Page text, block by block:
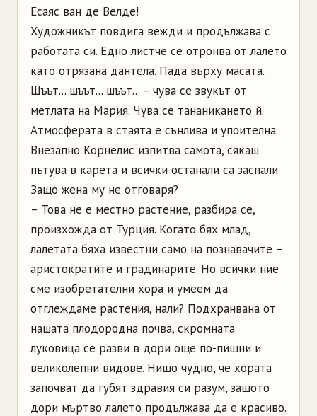
Есаяс ван де Велде!
Художникът повдига вежди и продължава с
работата си. Едно листче се отронва от лалето
като отрязана дантела. Пада върху масата.
Шъът... шъът... шъът... – чува се звукът от
метлата на Мария. Чува се тананикането й.
Атмосферата в стаята е сънлива и упоителна.
Внезапно Корнелис изпитва самота, сякаш
пътува в карета и всички останали са заспали.
Защо жена му не отговаря?
– Това не е местно растение, разбира се,
произхожда от Турция. Когато бях млад,
лалетата бяха известни само на познавачите –
аристократите и градинарите. Но всички ние
сме изобретателни хора и умеем да
отглеждаме растения, нали? Подхранвана от
нашата плодородна почва, скромната
луковица се разви в дори още по-пищни и
великолепни видове. Нищо чудно, че хората
започват да губят здравия си разум, защото
дори мъртво лалето продължава да е красиво.